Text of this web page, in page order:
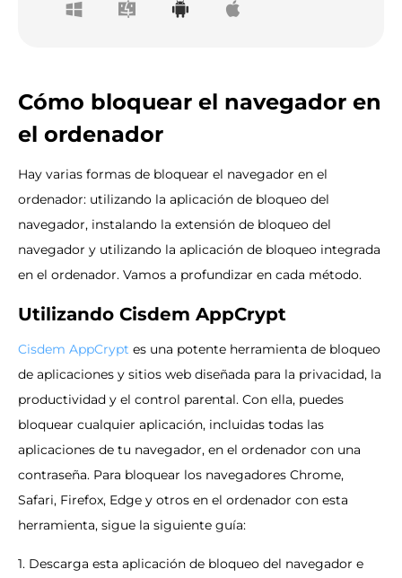
Cómo bloquear el navegador en
el ordenador
Hay varias formas de bloquear el navegador en el
ordenador: utilizando la aplicación de bloqueo del
navegador, instalando la extensión de bloqueo del
navegador y utilizando la aplicación de bloqueo integrada
en el ordenador. Vamos a profundizar en cada método.
Utilizando Cisdem AppCrypt
Cisdem AppCrypt es una potente herramienta de bloqueo
de aplicaciones y sitios web diseñada para la privacidad, la
productividad y el control parental. Con ella, puedes
bloquear cualquier aplicación, incluidas todas las
aplicaciones de tu navegador, en el ordenador con una
contraseña. Para bloquear los navegadores Chrome,
Safari, Firefox, Edge y otros en el ordenador con esta
herramienta, sigue la siguiente guía:
1. Descarga esta aplicación de bloqueo del navegador e